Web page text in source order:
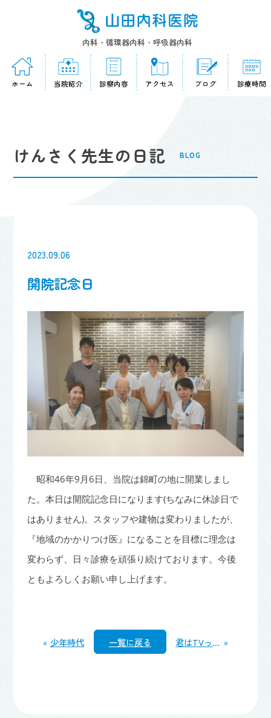
内科・循環器内科・呼吸器内科
ホーム 当院紹介 診察内容 アクセス ブログ 診療時間
けんさく先生の日記 BLOG
2023.09.06
開院記念日
昭和46年9月6日、当院は錦町の地に開業しまし
た。本日は開院記念日になります(ちなみに休診日で
はありません)。スタッフや建物は変わりましたが、
『地域のかかりつけ医』になることを目標に理念は
変わらず、日々診療を頑張り続けております。今後
ともよろしくお願い申し上げます。
« 少年時代 一覧に戻る 君はTVっ子 »